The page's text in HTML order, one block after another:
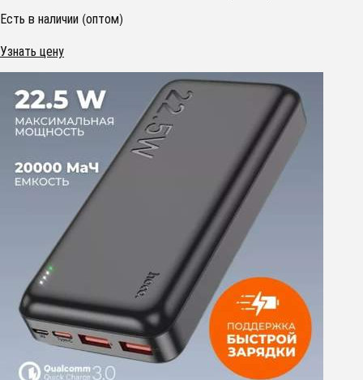
Есть в наличии (оптом)
Узнать цену